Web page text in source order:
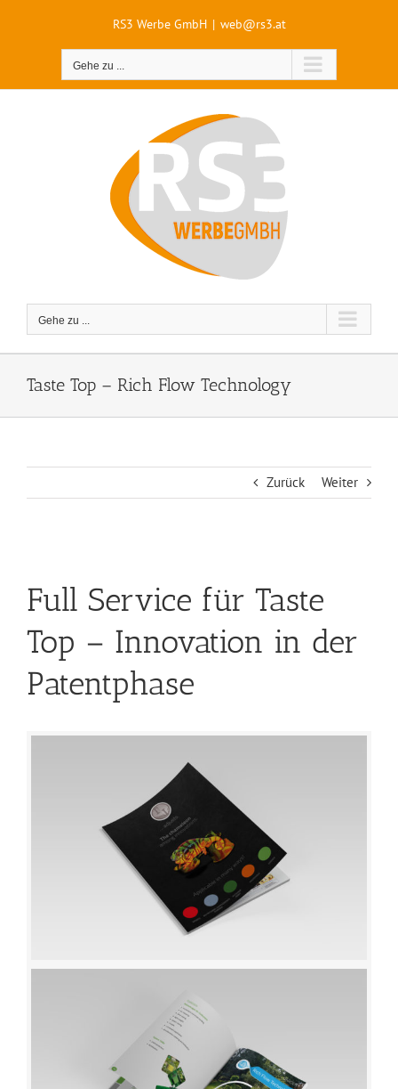
RS3 Werbe GmbH | web@rs3.at
Gehe zu ...
Gehe zu ...
Taste Top – Rich Flow Technology
Zurück Weiter
Full Service für Taste
Top – Innovation in der
Patentphase